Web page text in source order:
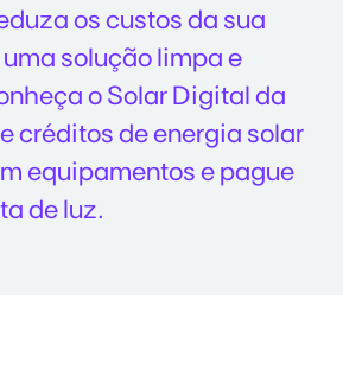
os custos da sua
solução limpa e
o Solar Digital da
créditos de energia solar
equipamentos e pague
de luz.